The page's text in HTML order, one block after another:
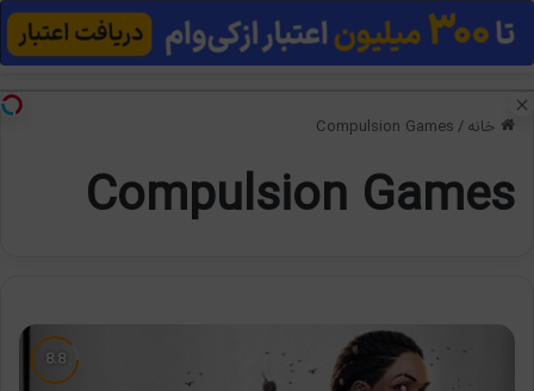
منو
خانه /
Compulsion Games
Compulsion Games